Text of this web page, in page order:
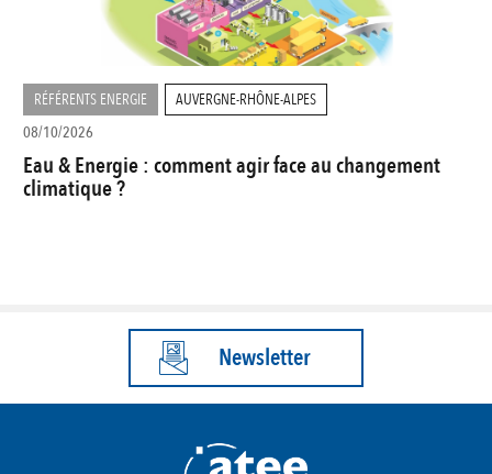
RÉFÉRENTS ENERGIE
AUVERGNE-RHÔNE-ALPES
08/10/2026
Eau & Energie : comment agir face au changement
climatique ?
Newsletter